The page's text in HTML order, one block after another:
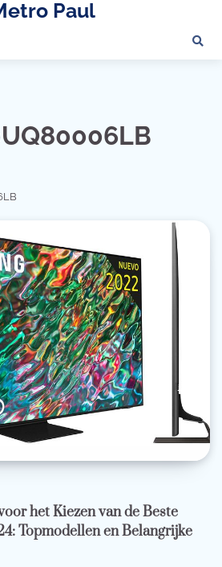
Paul
het Kiezen van de Beste
Topmodellen en Belangrijke